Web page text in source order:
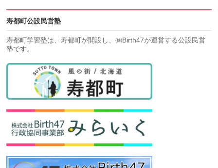
寿都町公設民営塾
寿都町学習塾は、寿都町が開設し、㈱Birth47が運営する公設民営
塾です。